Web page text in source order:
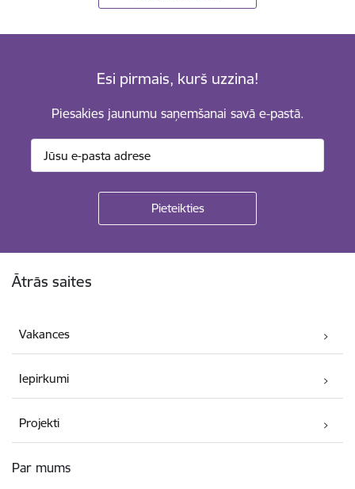
Esi pirmais, kurš uzzina!
Piesakies jaunumu saņemšanai savā e-pastā.
Ātrās saites
Vakances
Iepirkumi
Projekti
Par mums